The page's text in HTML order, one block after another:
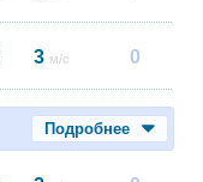
3 м/с 0
Подробнее